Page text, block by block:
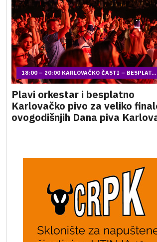
18:00 – 20:00 KARLOVAČKO ČASTI – BESPLAT...
Plavi orkestar i besplatno
Karlovačko pivo za veliko
ovogodišnjih Dana piva